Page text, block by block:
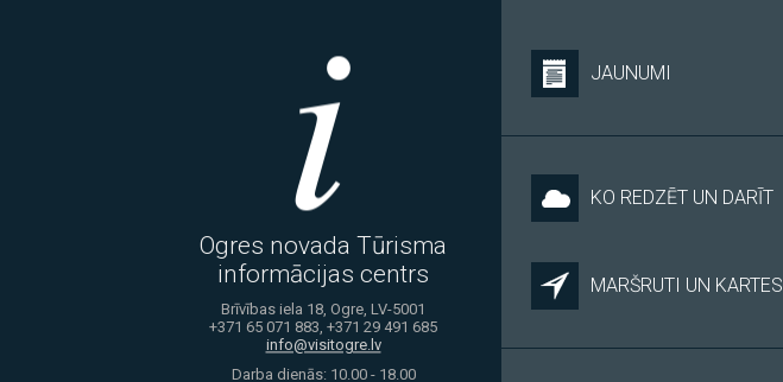
Ogres novada Tūrisma
informācijas centrs
Brīvības iela 18, Ogre, LV-5001
+371 65 071 883, +371 29 491 685
info@visitogre.lv
Darba dienās: 10.00 - 18.00
JAUNUMI
KO REDZĒT UN DARĪT
MARŠRUTI UN KARTES